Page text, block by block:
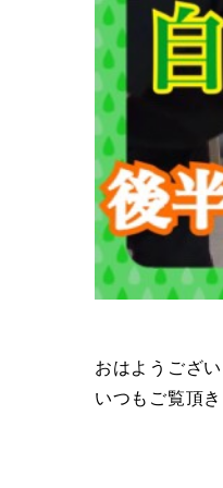
おはようござ
いつもご覧頂